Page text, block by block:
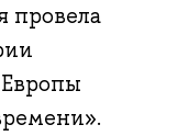
провела